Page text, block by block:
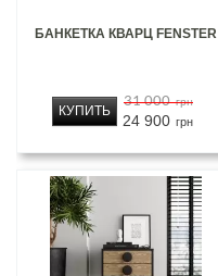
БАНКЕТКА КВАРЦ FENSTER
31 000 грн
24 900 грн
КУПИТЬ